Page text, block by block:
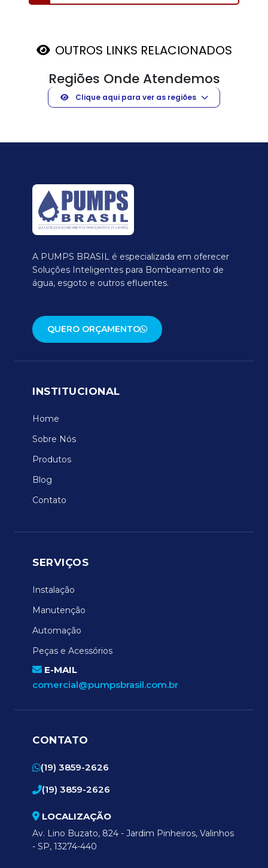
OUTROS LINKS RELACIONADOS
Regiões Onde Atendemos
Clique aqui para ver as regiões
A PUMPS BRASIL é especializada em oferecer
Soluções Inteligentes para Bombeamento de
água, esgoto e outros efluentes.
QUERO ORÇAMENTO
INSTITUCIONAL
Home
Sobre Nós
Produtos
Blog
Contato
SERVIÇOS
Instalação
Manutenção
Automação
Peças e Acessórios
E-MAIL
comercial@pumpsbrasil.com.br
CONTATO
(19) 3859-2626
(19) 3859-2626
LOCALIZAÇÃO
Av. Lino Buzato, 824 - Jardim Pinheiros, Valinhos
- SP, 13274-440